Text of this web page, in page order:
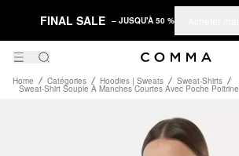
FINAL SALE – JUSQU'À 50 %
Home Catégories Hoodies | Sweats Sweat-Shirts
Sweat-Shirt Souple À Manches Courtes Avec Poche Poitrine